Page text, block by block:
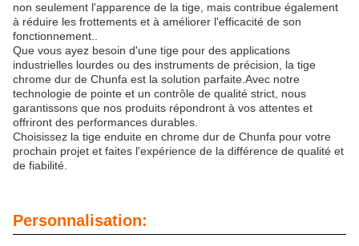
non seulement l'apparence de la tige, mais contribue également
à réduire les frottements et à améliorer l'efficacité de son
fonctionnement..
Que vous ayez besoin d'une tige pour des applications
industrielles lourdes ou des instruments de précision, la tige
chrome dur de Chunfa est la solution parfaite.Avec notre
technologie de pointe et un contrôle de qualité strict, nous
garantissons que nos produits répondront à vos attentes et
offriront des performances durables.
Choisissez la tige enduite en chrome dur de Chunfa pour votre
prochain projet et faites l'expérience de la différence de qualité et
de fiabilité.
Personnalisation: